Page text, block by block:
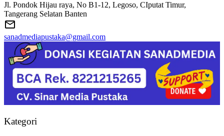
Jl. Pondok Hijau raya, No B1-12, Legoso, CIputat Timur,
Tangerang Selatan Banten
sanadmediapustaka@gmail.com
Kategori